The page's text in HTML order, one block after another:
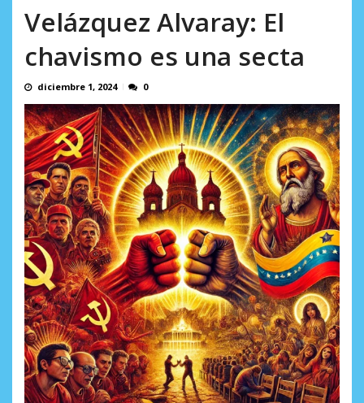
Velázquez Alvaray: El
chavismo es una secta
diciembre 1, 2024 0